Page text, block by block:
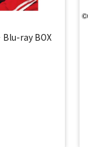
Blu-ray BOX